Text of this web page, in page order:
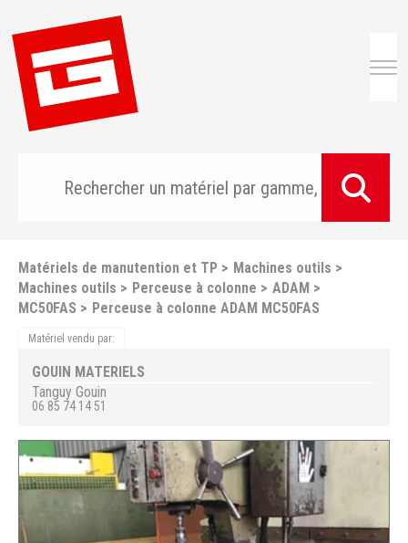
Matériels de manutention et TP
Machines outils
Machines outils
Perceuse à colonne
ADAM
MC50FAS
Perceuse à colonne ADAM MC50FAS
Matériel vendu par:
GOUIN MATERIELS
Tanguy Gouin
06 85 74 14 51